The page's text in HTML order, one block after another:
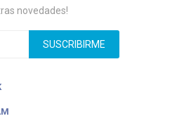
novedades!
SUSCRIBIRME